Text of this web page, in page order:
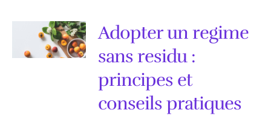
Adopter un regime
sans residu :
principes et
conseils pratiques